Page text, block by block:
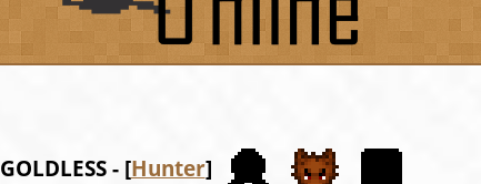
GOLDLESS - [Hunter]